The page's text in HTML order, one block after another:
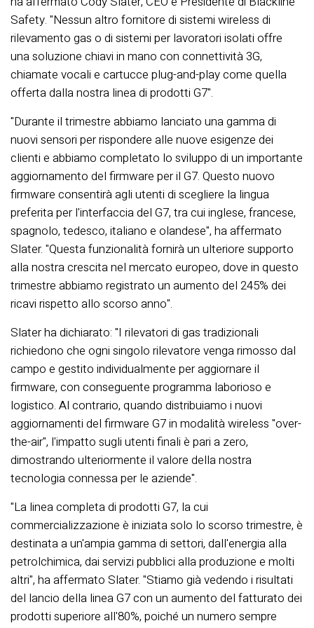
Safety. "Nessun altro fornitore di sistemi wireless di
rilevamento gas o di sistemi per lavoratori isolati offre
una soluzione chiavi in mano con connettività 3G,
chiamate vocali e cartucce plug-and-play come quella
offerta dalla nostra linea di prodotti G7".
"Durante il trimestre abbiamo lanciato una gamma di
nuovi sensori per rispondere alle nuove esigenze dei
clienti e abbiamo completato lo sviluppo di un importante
aggiornamento del firmware per il G7. Questo nuovo
firmware consentirà agli utenti di scegliere la lingua
preferita per l'interfaccia del G7, tra cui inglese, francese,
spagnolo, tedesco, italiano e olandese", ha affermato
Slater. "Questa funzionalità fornirà un ulteriore supporto
alla nostra crescita nel mercato europeo, dove in questo
trimestre abbiamo registrato un aumento del 245% dei
ricavi rispetto allo scorso anno".
Slater ha dichiarato: "I rilevatori di gas tradizionali
richiedono che ogni singolo rilevatore venga rimosso dal
campo e gestito individualmente per aggiornare il
firmware, con conseguente programma laborioso e
logistico. Al contrario, quando distribuiamo i nuovi
aggiornamenti del firmware G7 in modalità wireless "over-
the-air", l'impatto sugli utenti finali è pari a zero,
dimostrando ulteriormente il valore della nostra
tecnologia connessa per le aziende".
"La linea completa di prodotti G7, la cui
commercializzazione è iniziata solo lo scorso trimestre, è
destinata a un'ampia gamma di settori, dall'energia alla
petrolchimica, dai servizi pubblici alla produzione e molti
altri", ha affermato Slater. "Stiamo già vedendo i risultati
del lancio della linea G7 con un aumento del fatturato dei
prodotti superiore all'80%, poiché un numero sempre